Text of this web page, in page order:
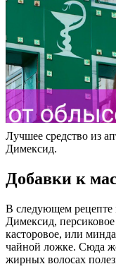
Лучшее средство из
Димексид.
Добавки к
В следующем рецепте
Димексид,
касторовое, или
чайной ложке. Сюда
жирных волосах